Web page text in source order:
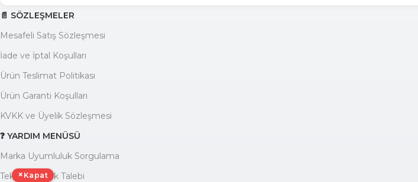
📄 SÖZLEŞMELER
Mesafeli Satış Sözleşmesi
İade ve İptal Koşulları
Ürün Teslimat Politikası
Ürün Garanti Koşulları
KVKK ve Üyelik Sözleşmesi
❓ YARDIM MENÜSÜ
Marka Uyumluluk Sorgulama
Teknik Destek Talebi
× Kapat